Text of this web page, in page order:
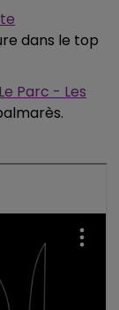
dans le top
Le Parc - Les